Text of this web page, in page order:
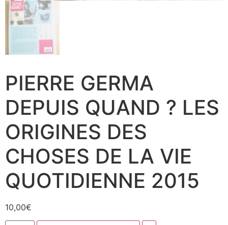
PIERRE GERMA
DEPUIS QUAND ? LES
ORIGINES DES
CHOSES DE LA VIE
QUOTIDIENNE 2015
10,00€